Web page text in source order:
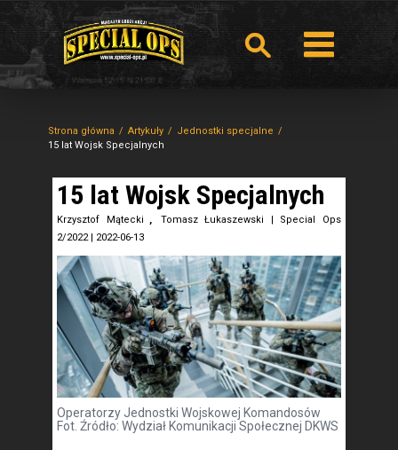
Strona główna Artykuły
Jednostki specjalne
15 lat Wojsk Specjalnych
15 lat Wojsk Specjalnych
Krzysztof Mątecki , Tomasz Łukaszewski |
Special Ops
2/2022 | 2022-06-13
Operatorzy Jednostki Wojskowej Komandosów
Fot. Źródło: Wydział Komunikacji Społecznej DKWS